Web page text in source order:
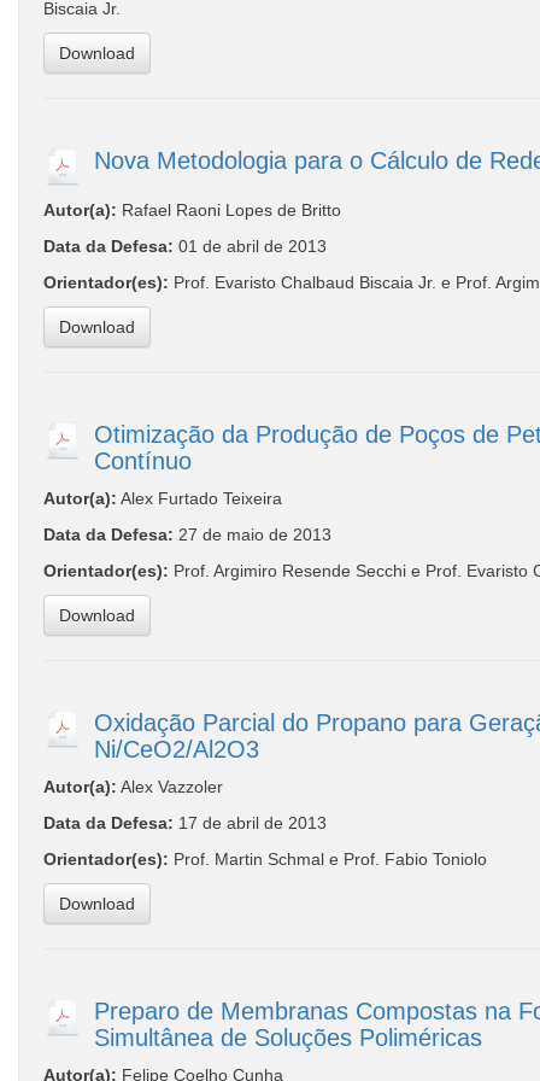
Biscaia Jr.
Download
Nova Metodologia para o Cálculo de
Autor(a): Rafael Raoni Lopes de Britto
Data da Defesa: 01 de abril de 2013
Orientador(es): Prof. Evaristo Chalbaud Biscaia Jr. e Prof.
Download
Otimização da Produção de Poços de
Contínuo
Autor(a): Alex Furtado Teixeira
Data da Defesa: 27 de maio de 2013
Orientador(es): Prof. Argimiro Resende Secchi e Prof. Evaristo
Download
Oxidação Parcial do Propano para
Ni/CeO2/Al2O3
Autor(a): Alex Vazzoler
Data da Defesa: 17 de abril de 2013
Orientador(es): Prof. Martin Schmal e Prof. Fabio Toniolo
Download
Preparo de Membranas Compostas na
Simultânea de Soluções Poliméricas
Autor(a): Felipe Coelho Cunha